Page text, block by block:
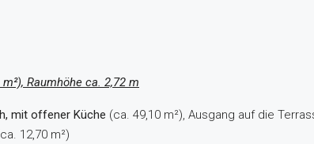
m²), Raumhöhe ca. 2,72 m
mit offener Küche (ca. 49,10 m²), Ausgang auf die
12,70 m²)